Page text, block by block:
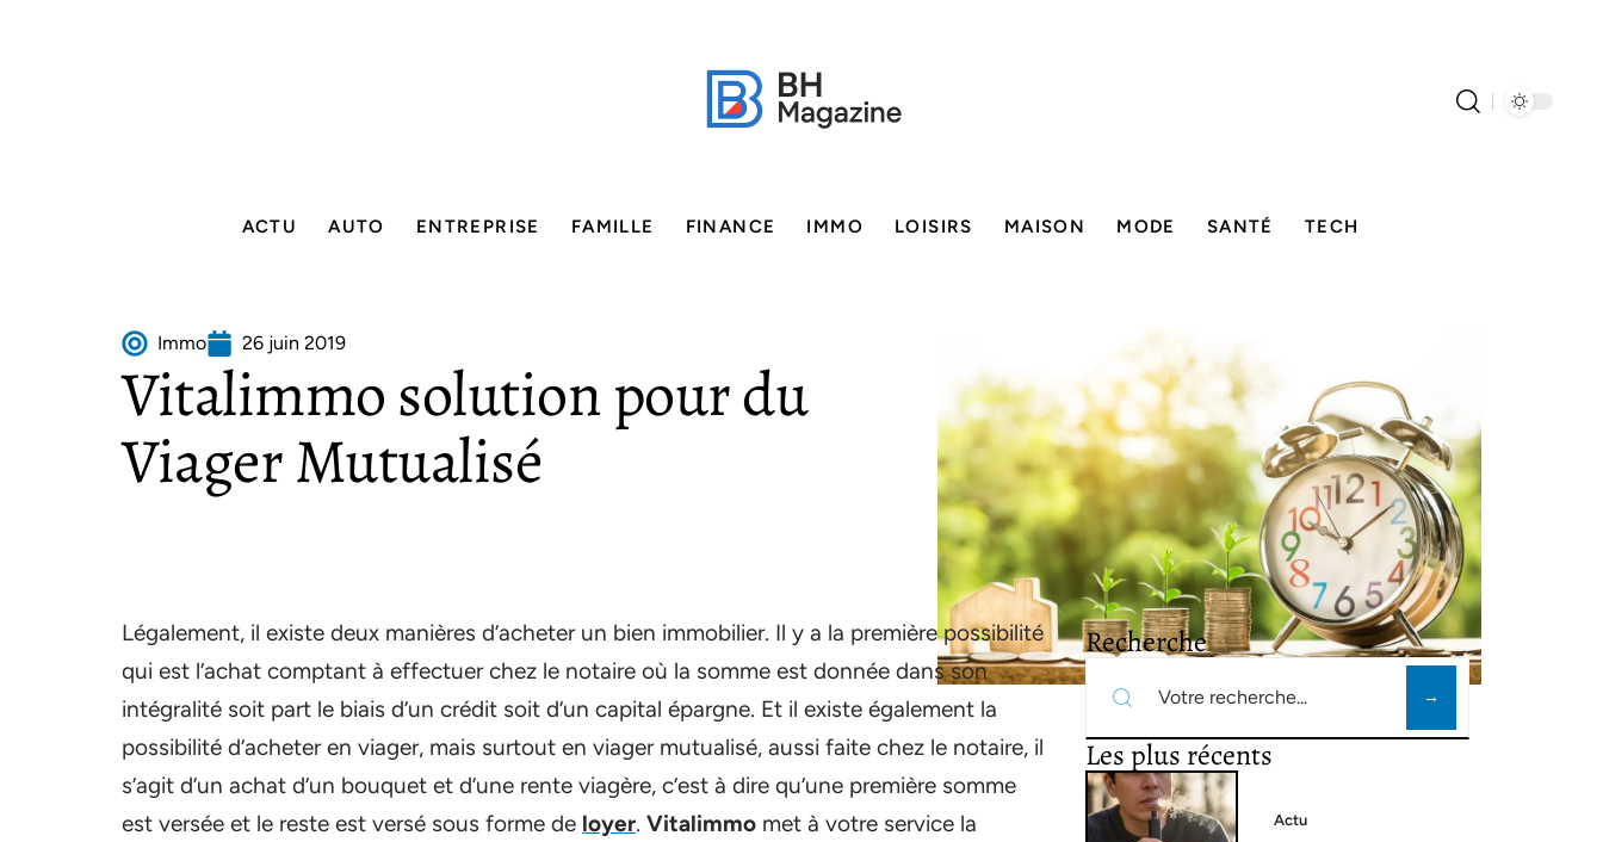
ACTU AUTO ENTREPRISE FAMILLE FINANCE IMMO LOISIRS MAISON MODE SANTÉ TECH
Immo 26 juin 2019
Vitalimmo solution pour du
Viager Mutualisé
Légalement, il existe deux manières d’acheter un bien immobilier. Il y a la première possibilité
qui est l’achat comptant à effectuer chez le notaire où la somme est donnée dans son
intégralité soit part le biais d’un crédit soit d’un capital épargne. Et il existe également la
possibilité d’acheter en viager, mais surtout en viager mutualisé, aussi faite chez le notaire, il
s’agit d’un achat d’un bouquet et d’une rente viagère, c’est à dire qu’une première somme
est versée et le reste est versé sous forme de loyer. Vitalimmo met à votre service la
Recherche
Les plus récents
Actu